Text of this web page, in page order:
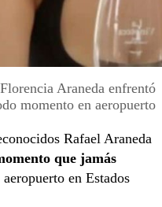
Araneda enfrentó
momento en aeropuerto
Rafael Araneda
que jamás
en Estados